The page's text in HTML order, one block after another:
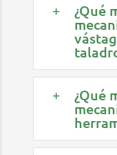
¿Qué
¿Qué